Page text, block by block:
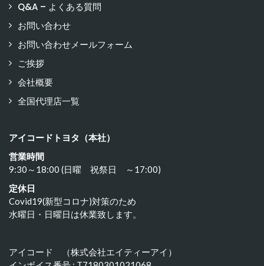
Q&A – よくある質問
お問い合わせ
お問い合わせメールフォーム
ご挨拶
会社概要
全国代理店一覧
アイコードトヨタ（本社）
営業時間
9:30～18:00 (日曜 祝祭日 ～17:00)
定休日
Covid19(新型コロナ)対策のため
水曜日・日曜日は休業致します。
アイコード （株式会社エイティーアイ）